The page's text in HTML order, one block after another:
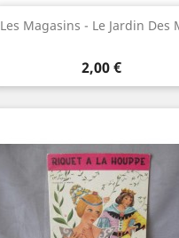
Les Magasins - Le Jardin Des
Prix
2,00 €